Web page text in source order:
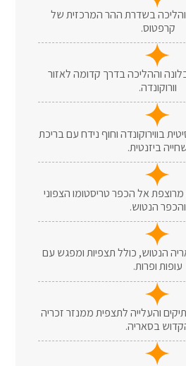
בשדרת ההר המרכזית של
קרפטוס.
וההליכה בדרך קדומה לאזור
וורוקונדה.
בווירוקונדה וחוף נידח עם בריכת
ביזנטית.
אל הכפר טריסטומו הצפוני
והכפר הנטוש.
הנטוש, כולל תצפיות ומפגש עם
עופות ופרות.
והעלייה לתצפית ממנזר זכריה
בסאריה.